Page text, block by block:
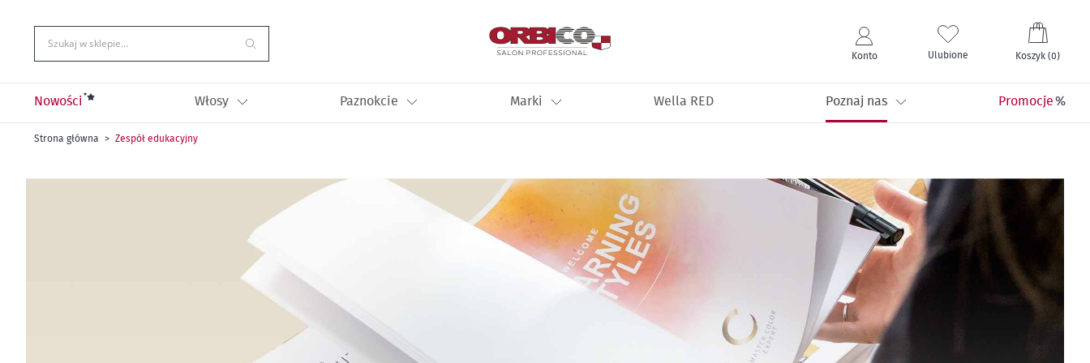
do
treści
Szukaj w sklepie…
Konto Ulubione Koszyk (0)
Nowości Włosy Paznokcie Marki Wella RED Poznaj nas Promocje
Strona główna Zespół edukacyjny